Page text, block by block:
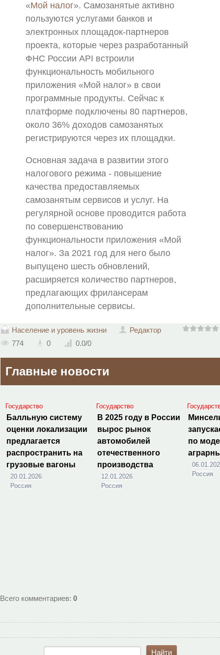
«Мой налог». Самозанятые активно
пользуются услугами банков и
электронных площадок-партнеров
проекта, которые через разработанный
ФНС России API встроили
функциональность мобильного
приложения «Мой налог» в свои
программные продукты. Сейчас к
платформе подключены 80 партнеров,
около 36% доходов самозанятых
регистрируются через их площадки.
Основная задача в развитии этого
налогового режима - повышение
качества предоставляемых
самозанятым сервисов и услуг. На
регулярной основе проводится работа
по совершенствованию
функциональности приложения «Мой
налог». За 2021 год для него было
выпущено шесть обновлений,
расширяется количество партнеров,
предлагающих фрилансерам
дополнительные сервисы.
Население и уровень жизни
Редактор
774
0 0.0/0
Главные новости
Государство
Балльную систему
оценки локализации
предлагается
распространить на
грузовые вагоны
20.01.2026
Россия
Государство
В 2025 году в России
вырос рынок
автомобилей
отечественного
производства
12.01.2026
Россия
по
Россия
Всего комментариев: 0